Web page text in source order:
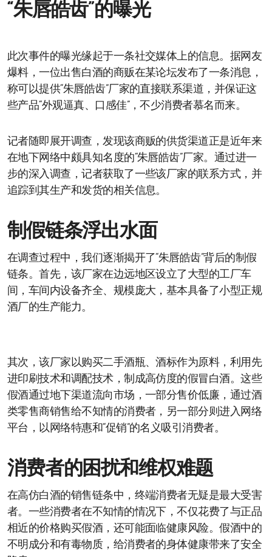
“朱唇皓齿”的曝光
此次事件的曝光缘起于一条社交媒体上的信息。据网友
爆料，一位出售白酒的商贩在某论坛发布了一条消息，
称可以提供“朱唇皓齿”厂家的直接联系渠道，并保证这
些产品“外观逼真、口感佳”，不少消费者慕名而来。
记者随即展开调查，发现该商贩的供货渠道正是近年来
在地下网络中颇具知名度的“朱唇皓齿”厂家。通过进一
步的深入调查，记者获取了一些该厂家的联系方式，并
追踪到其生产和发货的相关信息。
制假链条浮出水面
在调查过程中，我们逐渐揭开了“朱唇皓齿”背后的制假
链条。首先，该厂家在边远地区设立了大型的工厂车
间，车间内设备齐全、规模庞大，基本具备了小型正规
酒厂的生产能力。
其次，该厂家以购买二手酒瓶、酒标作为原料，利用先
进印刷技术和调配技术，制成高仿度的假冒白酒。这些
假酒通过地下渠道流向市场，一部分售价低廉，通过酒
类零售商销售给不知情的消费者，另一部分则进入网络
平台，以网络特惠和“促销”的名义吸引消费者。
消费者的困扰和维权难题
在高仿白酒的销售链条中，终端消费者无疑是最大受害
者。一些消费者在不知情的情况下，不仅花费了与正品
相近的价格购买假酒，还可能面临健康风险。假酒中的
不明成分和有毒物质，给消费者的身体健康带来了安全